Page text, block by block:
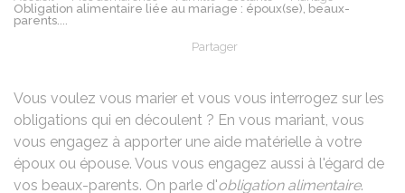
Obligation alimentaire liée au mariage : époux(se), beaux-
parents....
Partager
Vous voulez vous marier et vous vous interrogez sur les
obligations qui en découlent ? En vous mariant, vous
vous engagez à apporter une aide matérielle à votre
époux ou épouse. Vous vous engagez aussi à l'égard de
vos beaux-parents. On parle d'obligation alimentaire.